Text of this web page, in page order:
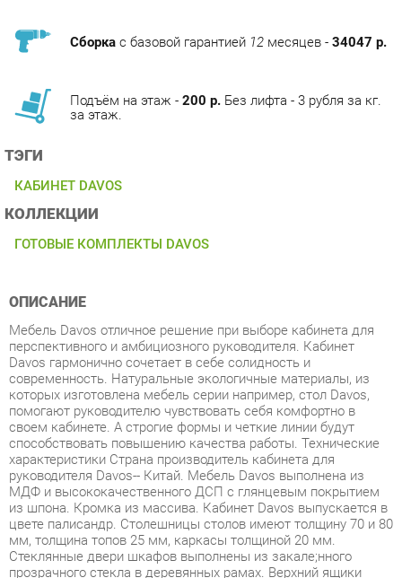
ТЭГИ
ОПИСАНИЕ
перспективного и амбициозного руководителя. Кабинет
Davos гармонично сочетает в себе солидность и
современность. Натуральные экологичные материалы, из
которых изготовлена мебель серии например, стол Davos,
помогают руководителю чувствовать себя комфортно в
своем кабинете. А строгие формы и четкие линии будут
способствовать повышению качества работы. Технические
характеристики Страна производитель кабинета для
руководителя Davos-- Китай. Мебель Davos выполнена из
МДФ и высококачественного ДСП с глянцевым покрытием
из шпона. Кромка из массива. Кабинет Davos выпускается в
цвете палисандр. Столешницы столов имеют толщину 70 и 80
мм, толщина топов 25 мм, каркасы толщиной 20 мм.
Стеклянные двери шкафов выполнены из закалe;нного
прозрачного стекла в деревянных рамах. Верхний ящики
тумб имеет замок.
Условия покупки